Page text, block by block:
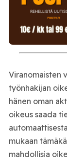
Viranomaisten
työnhakijan
hänen oman
oikeus saada
mukaan
mahdollisia